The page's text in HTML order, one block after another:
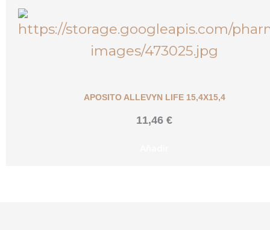
APOSITO ALLEVYN LIFE 15,4X15,4
11,46 €